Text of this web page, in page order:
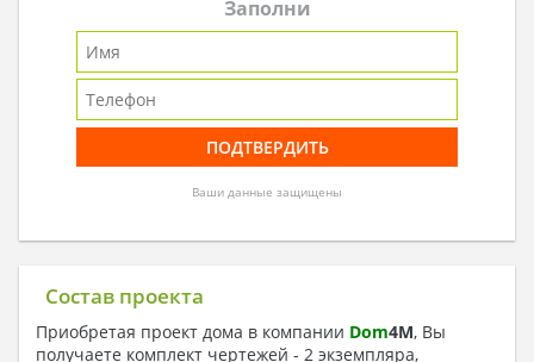
Заполни
Ваши данные защищены
Состав проекта
Приобретая проект дома в компании Dom4M, Вы
получаете комплект чертежей - 2 экземпляра,